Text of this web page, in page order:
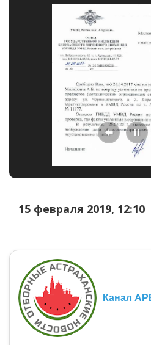
15 февраля 2019, 12:10
Канал